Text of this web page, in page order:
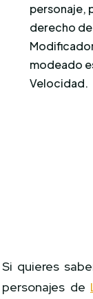
personaje,
derecho
modeado
Velocidad.
Si quieres
personajes de